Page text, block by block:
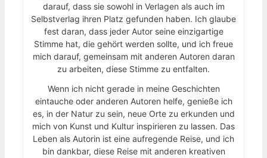
darauf, dass sie sowohl in Verlagen als auch im
Selbstverlag ihren Platz gefunden haben. Ich glaube
fest daran, dass jeder Autor seine einzigartige
Stimme hat, die gehört werden sollte, und ich freue
mich darauf, gemeinsam mit anderen Autoren daran
zu arbeiten, diese Stimme zu entfalten.
Wenn ich nicht gerade in meine Geschichten
eintauche oder anderen Autoren helfe, genieße ich
es, in der Natur zu sein, neue Orte zu erkunden und
mich von Kunst und Kultur inspirieren zu lassen. Das
Leben als Autorin ist eine aufregende Reise, und ich
bin dankbar, diese Reise mit anderen kreativen